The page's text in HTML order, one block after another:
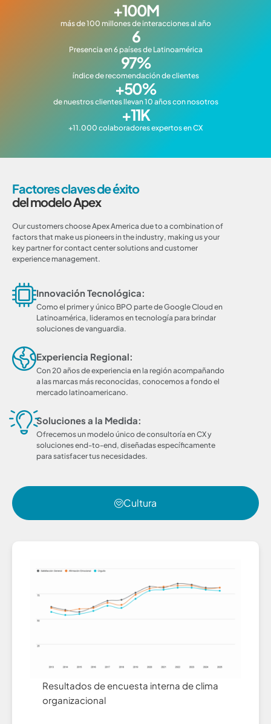
más de 100 millones de interacciones al año
+100M
Presencia en 6 países de Latinoamérica
6
índice de recomendación de clientes
97%
de nuestros clientes llevan 10 años con nosotros
+50%
+11.000 colaboradores expertos en CX
+11K
Factores claves de éxito
del modelo Apex
Our customers choose Apex America due to a combination of
factors that make us pioneers in the industry, making us your
key partner for contact center solutions and customer
experience management.
Innovación Tecnológica:
Como el primer y único BPO parte de Google Cloud en
Latinoamérica, lideramos en tecnología para brindar
soluciones de vanguardia.
Experiencia Regional:
Con 20 años de experiencia en la región acompañando
a las marcas más reconocidas, conocemos a fondo el
mercado latinoamericano.
Soluciones a la Medida:
Ofrecemos un modelo único de consultoría en CX y
soluciones end-to-end, diseñadas específicamente
para satisfacer tus necesidades.
Cultura
Resultados de encuesta interna de clima
organizacional